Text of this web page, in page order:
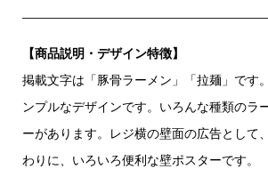
【商品説明・デザイン特徴】
掲載文字は「豚骨ラーメン」「拉麺」です
ンプルなデザインです。いろんな種類のラ
ーがあります。レジ横の壁面の広告として
わりに、いろいろ便利な壁ポスターです。